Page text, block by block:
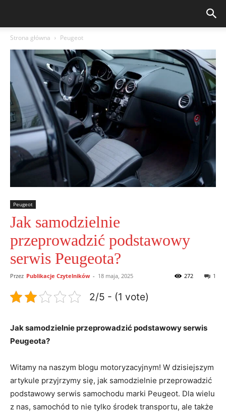
Strona główna Peugeot
Peugeot
Jak samodzielnie
przeprowadzić podstawowy
serwis Peugeota?
Przez Publikacje Czytelników - 18 maja, 2025 1
272
2/5 - (1 vote)
Jak samodzielnie przeprowadzić podstawowy serwis
Peugeota?
Witamy na naszym blogu motoryzacyjnym! W dzisiejszym
artykule przyjrzymy się, jak samodzielnie przeprowadzić
podstawowy serwis samochodu marki Peugeot. Dla wielu
z nas, samochód to nie tylko środek transportu, ale także